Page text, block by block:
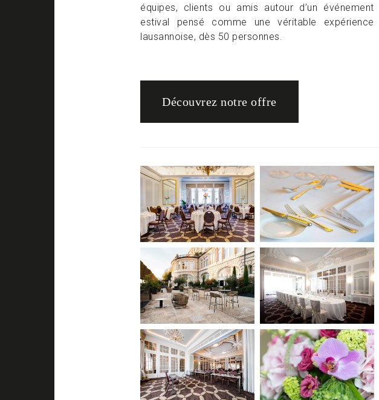
équipes, clients ou amis autour d’un événement
estival pensé comme une véritable expérience
lausannoise, dès 50 personnes.
Découvrez notre offre